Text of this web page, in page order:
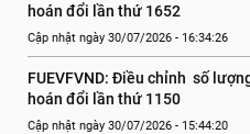
hoán đổi lần thứ 1652
Cập nhật ngày 30/07/2026 - 16:34:26
FUEVFVND: Điều chỉnh  số
hoán đổi lần thứ 1150
Cập nhật ngày 30/07/2026 - 15:44:20